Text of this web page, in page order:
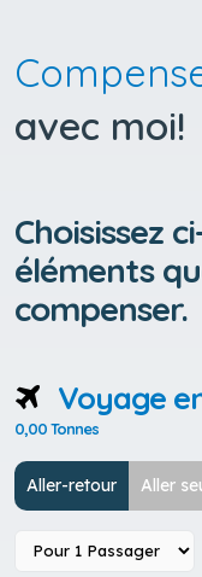
avec moi!
Choisissez
éléments
compenser.
Voyage
0,00 Tonnes
Aller-retour Aller